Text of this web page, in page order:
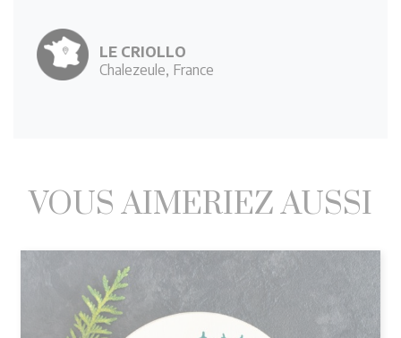
LE CRIOLLO
Chalezeule, France
VOUS AIMERIEZ AUSSI